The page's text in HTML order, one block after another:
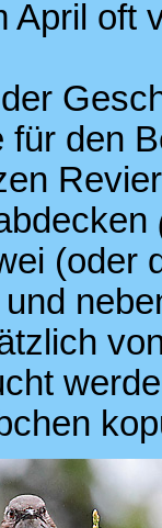
April oft
den
(oder
und